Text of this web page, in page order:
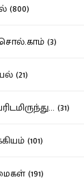
(800)
(3)
(21)
(31)
(101)
(191)